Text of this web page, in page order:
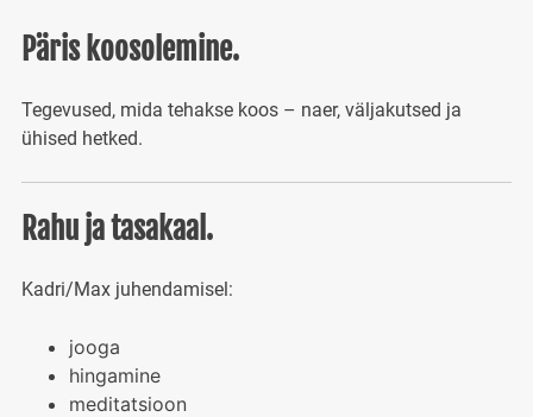
Päris koosolemine.
Tegevused, mida tehakse koos – naer, väljakutsed ja
ühised hetked.
Rahu ja tasakaal.
Kadri/Max juhendamisel:
jooga
hingamine
meditatsioon